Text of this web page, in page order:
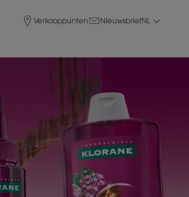
Verkooppunten NieuwsbriefNL